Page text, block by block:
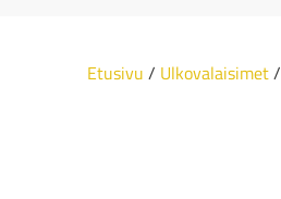
Etusivu / Ulkovalaisimet/